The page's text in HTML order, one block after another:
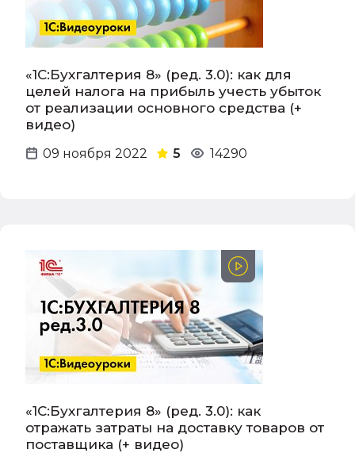
«1С:Бухгалтерия 8» (ред. 3.0): как для
целей налога на прибыль учесть убыток
от реализации основного средства (+
видео)
09 ноября 2022 5 14290
«1С:Бухгалтерия 8» (ред. 3.0): как
отражать затраты на доставку товаров от
поставщика (+ видео)